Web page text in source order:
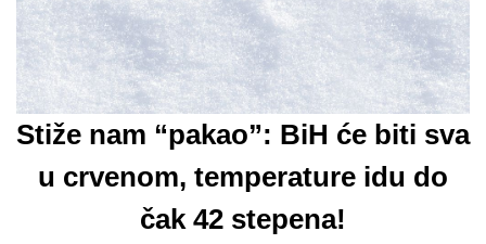
Stiže nam “pakao”: BiH će biti sva
u crvenom, temperature idu do
čak 42 stepena!